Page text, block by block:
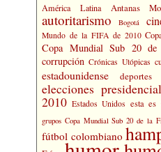
América Latina Antanas
autoritarismo Bogotá
Mundo de la FIFA de 2010
Copa Mundial Sub 20
corrupción Crónicas Utópicas
estadounidense
deportes
elecciones
2010 Estados Unidos esta es
grupos Copa Mundial Sub 20 de la
fútbol colombiano